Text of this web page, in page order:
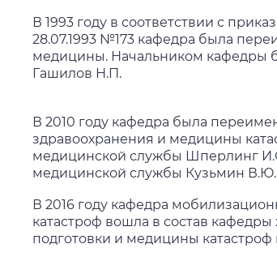
В 1993 году в соответствии с
28.07.1993 №173 кафедра была
медицины. Начальником кафедры
Гашилов Н.П.
В 2010 году кафедра была
здравоохранения и медицины
медицинской службы Шперлинг
медицинской службы Кузьмин В.Ю.
В 2016 году кафедра
катастроф вошла в состав
подготовки и медицины